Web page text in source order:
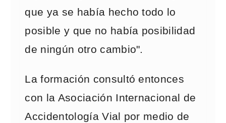
que ya se había hecho todo lo
posible y que no había posibilidad
de ningún otro cambio".
La formación consultó entonces
con la Asociación Internacional de
Accidentología Vial por medio de